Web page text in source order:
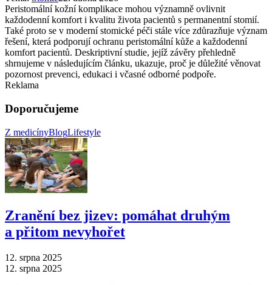
Peristomální kožní komplikace mohou významně ovlivnit
každodenní komfort i kvalitu života pacientů s permanentní stomií.
Také proto se v moderní stomické péči stále více zdůrazňuje význam
řešení, která podporují ochranu peristomální kůže a každodenní
komfort pacientů. Deskriptivní studie, jejíž závěry přehledně
shrnujeme v následujícím článku, ukazuje, proč je důležité věnovat
pozornost prevenci, edukaci i včasné odborné podpoře.
Reklama
Doporučujeme
Z medicínyBlogLifestyle
Zranění bez jizev: pomáhat druhým
a přitom nevyhořet
12. srpna 2025
12. srpna 2025